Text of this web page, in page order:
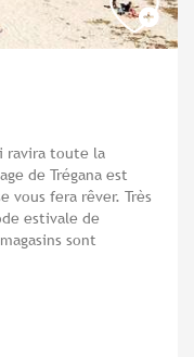
ravira toute la
de Trégana est
vous fera rêver. Très
estivale de
sont